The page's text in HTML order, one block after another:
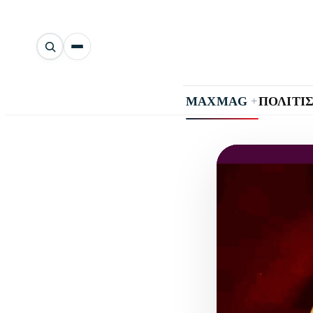
Αναζήτηση
άρθρων
MAXMAG +